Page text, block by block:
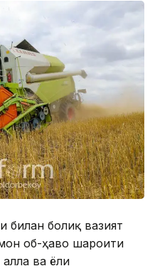
билан боғлиқ вазият
об-ҳаво шароити
ва ёғли